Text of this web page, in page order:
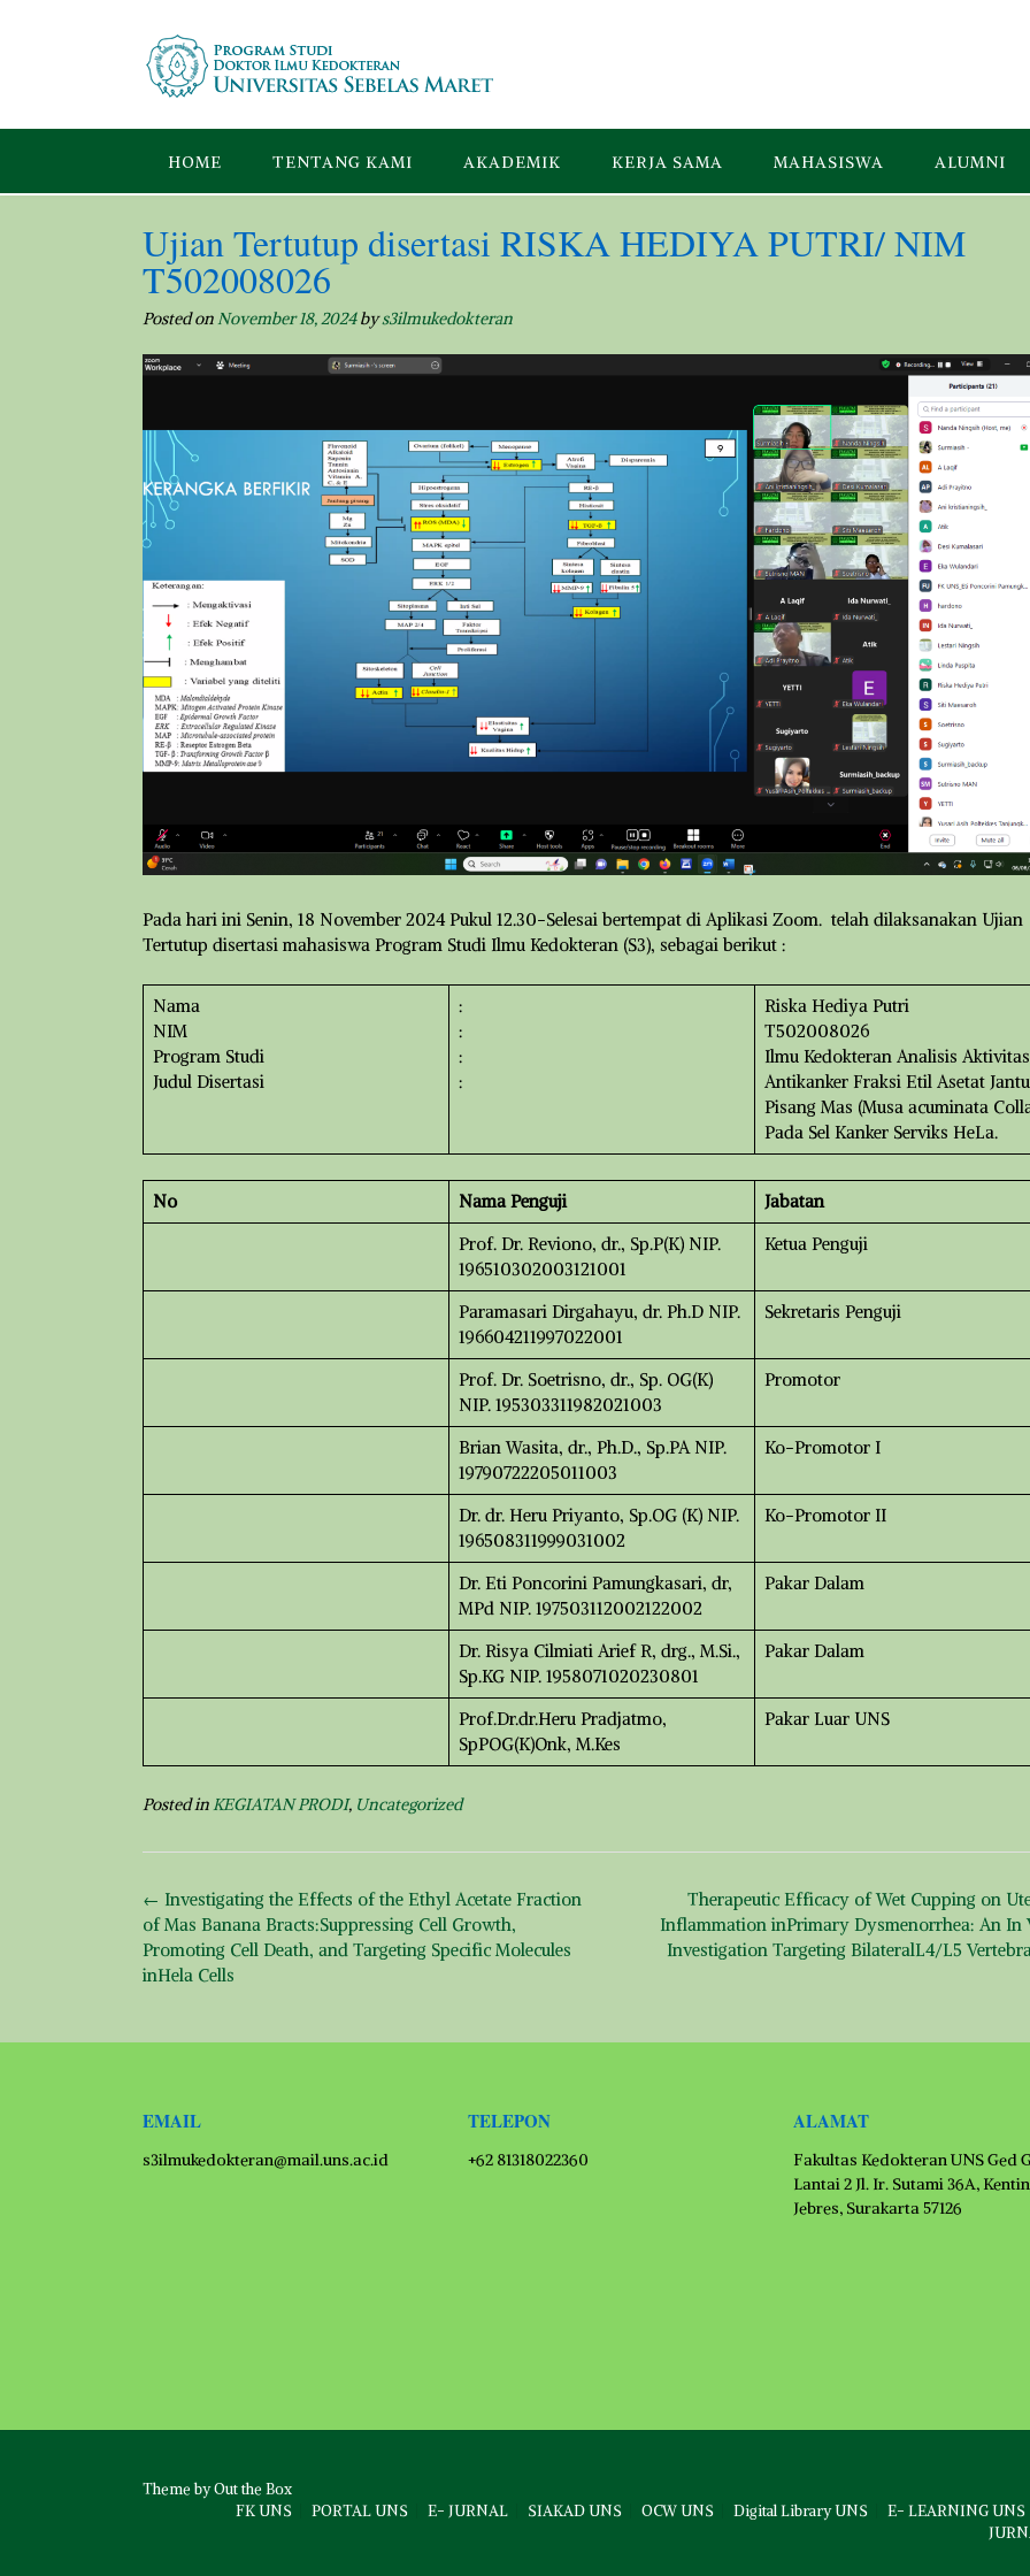
HOME TENTANG KAMI AKADEMIK KERJA SAMA MAHASISWA ALUMNI
Ujian Tertutup disertasi RISKA HEDIYA PUTRI/ NIM
T502008026
Posted onNovember 18, 2024bys3ilmukedokteran
Pada hari ini Senin, 18 November 2024 Pukul 12.30-Selesai bertempat di Aplikasi Zoom. telah dilaksanakan Ujian
Tertutup disertasi mahasiswa Program Studi Ilmu Kedokteran (S3), sebagai berikut :
Nama
NIM
Program Studi
Judul Disertasi
:
:
:
:
Riska Hediya Putri
T502008026
Ilmu Kedokteran Analisis Aktivitas
Antikanker Fraksi Etil Asetat
Pisang Mas (Musa acuminata
Pada Sel Kanker Serviks HeLa.
No Nama Penguji
Jabatan
Prof. Dr. Reviono, dr., Sp.P(K) NIP.
196510302003121001
Ketua Penguji
Paramasari Dirgahayu, dr. Ph.D NIP.
196604211997022001
Sekretaris Penguji
Prof. Dr. Soetrisno, dr., Sp. OG(K)
NIP. 195303311982021003
Promotor
Brian Wasita, dr., Ph.D., Sp.PA NIP.
19790722205011003
Ko-Promotor I
Dr. dr. Heru Priyanto, Sp.OG (K) NIP.
196508311999031002
Ko-Promotor II
Dr. Eti Poncorini Pamungkasari, dr,
MPd NIP. 197503112002122002
Pakar Dalam
Dr. Risya Cilmiati Arief R, drg., M.Si.,
Sp.KG NIP. 1958071020230801
Pakar Dalam
Prof.Dr.dr.Heru Pradjatmo,
SpPOG(K)Onk, M.Kes
Pakar Luar UNS
Posted inKEGIATAN PRODI, Uncategorized
Post
navigation
Therapeutic Efficacy of Wet Cupping on
Inflammation inPrimary Dysmenorrhea: An In
Investigation Targeting BilateralL4/L5
← Investigating the Effects of the Ethyl Acetate Fraction
of Mas Banana Bracts:Suppressing Cell Growth,
Promoting Cell Death, and Targeting Specific Molecules
inHela Cells
EMAIL
s3ilmukedokteran@mail.uns.ac.id
TELEPON
+62 81318022360
ALAMAT
Fakultas Kedokteran UNS Ged
Lantai 2 Jl. Ir. Sutami 36A,
Jebres, Surakarta 57126
Theme byOut the Box
FK UNS
PORTAL UNS E- JURNAL SIAKAD UNS OCW UNS Digital Library UNS E- LEARNING UNS